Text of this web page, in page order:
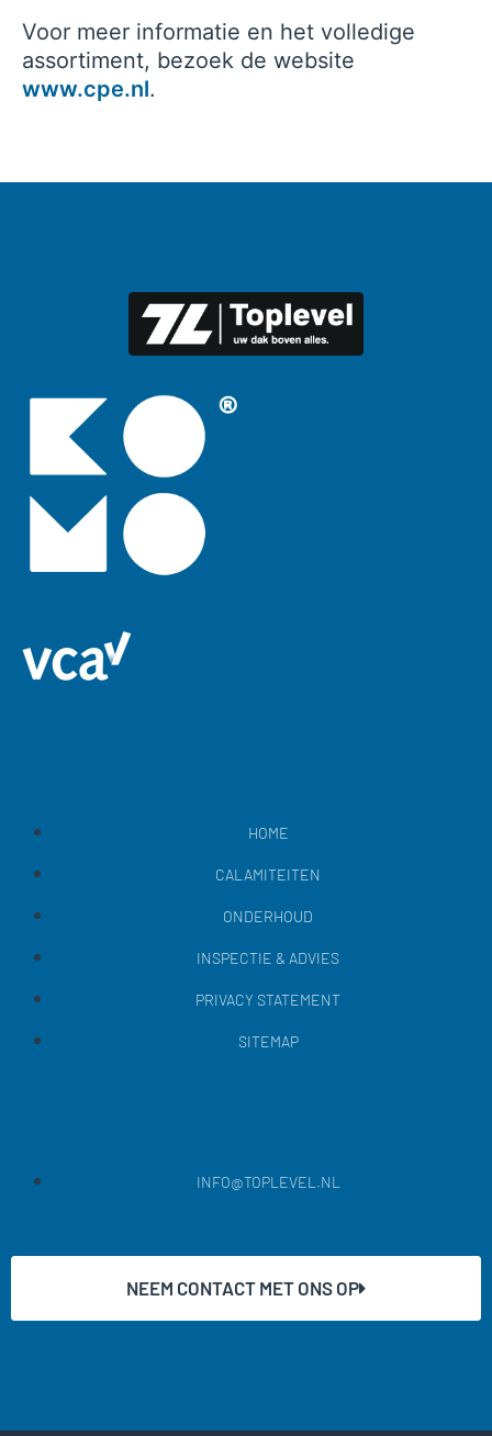
Voor meer informatie en het volledige
assortiment, bezoek de website
www.cpe.nl.
HOME
CALAMITEITEN
ONDERHOUD
INSPECTIE & ADVIES
PRIVACY STATEMENT
SITEMAP
INFO@TOPLEVEL.NL
NEEM CONTACT MET ONS OP